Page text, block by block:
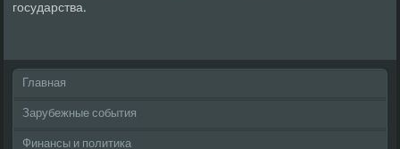
государства.
Главная
Зарубежные события
Финансы и политика